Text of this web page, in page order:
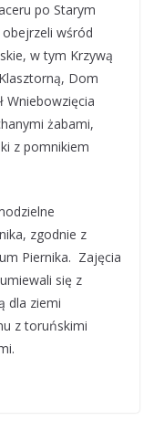
po Starym
wśród
w tym Krzywą
Dom
Wniebowzięcia
żabami,
z pomnikiem
zgodnie z
Piernika. Zajęcia
się z
dla ziemi
z toruńskimi